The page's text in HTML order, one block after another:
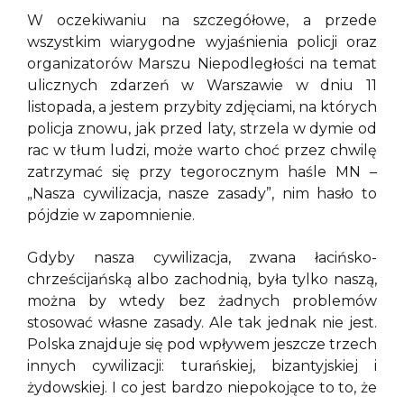
W oczekiwaniu na szczegółowe, a przede
wszystkim wiarygodne wyjaśnienia policji oraz
organizatorów Marszu Niepodległości na temat
ulicznych zdarzeń w Warszawie w dniu 11
listopada, a jestem przybity zdjęciami, na których
policja znowu, jak przed laty, strzela w dymie od
rac w tłum ludzi, może warto choć przez chwilę
zatrzymać się przy tegorocznym haśle MN –
„Nasza cywilizacja, nasze zasady”, nim hasło to
pójdzie w zapomnienie.
Gdyby nasza cywilizacja, zwana łacińsko-
chrześcijańską albo zachodnią, była tylko naszą,
można by wtedy bez żadnych problemów
stosować własne zasady. Ale tak jednak nie jest.
Polska znajduje się pod wpływem jeszcze trzech
innych cywilizacji: turańskiej, bizantyjskiej i
żydowskiej. I co jest bardzo niepokojące to to, że